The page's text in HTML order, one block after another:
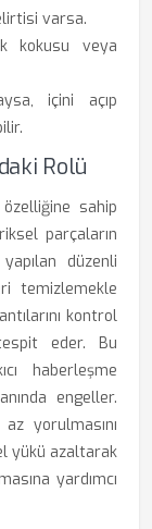
varsa.
kokusu veya
içini açıp
Rolü
sahip
parçaların
düzenli
temizlemekle
kontrol
eder. Bu
haberleşme
engeller.
yorulmasını
yükü azaltarak
yardımcı